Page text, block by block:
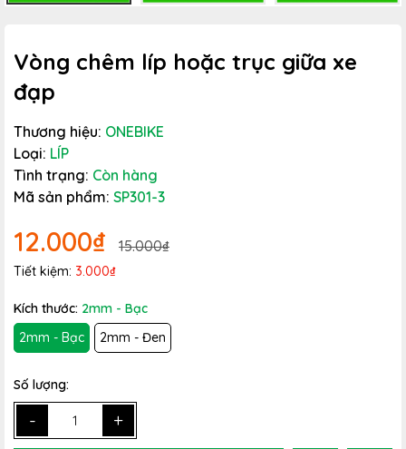
Vòng chêm líp hoặc trục giữa xe
đạp
Thương hiệu: ONEBIKE
Loại: LÍP
Tình trạng: Còn hàng
Mã sản phẩm: SP301-3
12.000₫ 15.000₫
Tiết kiệm: 3.000₫
Kích thước: 2mm - Bạc
2mm - Bạc
2mm - Đen
Số lượng:
- +